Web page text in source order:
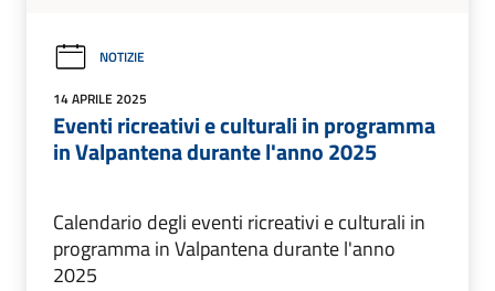
NOTIZIE
14 APRILE 2025
Eventi ricreativi e culturali in programma
in Valpantena durante l'anno 2025
Calendario degli eventi ricreativi e culturali in
programma in Valpantena durante l'anno
2025